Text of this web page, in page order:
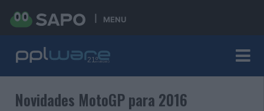
MENU
Novidades MotoGP para 2016